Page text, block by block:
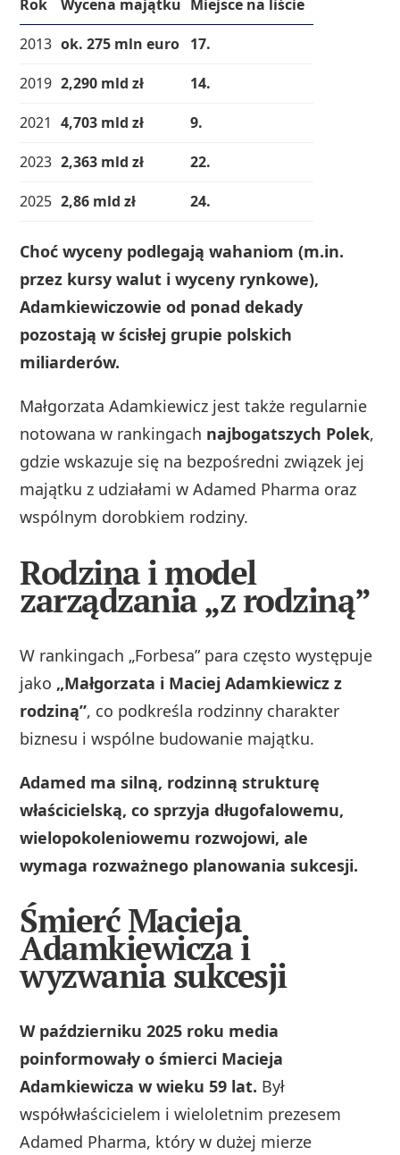
Rok Wycena majątku
Miejsce na liście
2013 ok. 275 mln euro 17.
2019 2,290 mld zł
14.
2021
4,703 mld zł
9.
2023 2,363 mld zł
22.
2025 2,86 mld zł 24.
Choć wyceny podlegają wahaniom (m.in.
przez kursy walut i wyceny rynkowe),
Adamkiewiczowie od ponad dekady
pozostają w ścisłej grupie polskich
miliarderów.
Małgorzata Adamkiewicz jest także regularnie
notowana w rankingach najbogatszych Polek,
gdzie wskazuje się na bezpośredni związek jej
majątku z udziałami w Adamed Pharma oraz
wspólnym dorobkiem rodziny.
Rodzina i model
zarządzania „z rodziną”
W rankingach „Forbesa” para często występuje
jako „Małgorzata i Maciej Adamkiewicz z
rodziną”, co podkreśla rodzinny charakter
biznesu i wspólne budowanie majątku.
Adamed ma silną, rodzinną strukturę
właścicielską, co sprzyja długofalowemu,
wielopokoleniowemu rozwojowi, ale
wymaga rozważnego planowania sukcesji.
Śmierć Macieja
Adamkiewicza i
wyzwania sukcesji
W październiku 2025 roku media
poinformowały o śmierci Macieja
Adamkiewicza w wieku 59 lat. Był
współwłaścicielem i wieloletnim prezesem
Adamed Pharma, który w dużej mierze